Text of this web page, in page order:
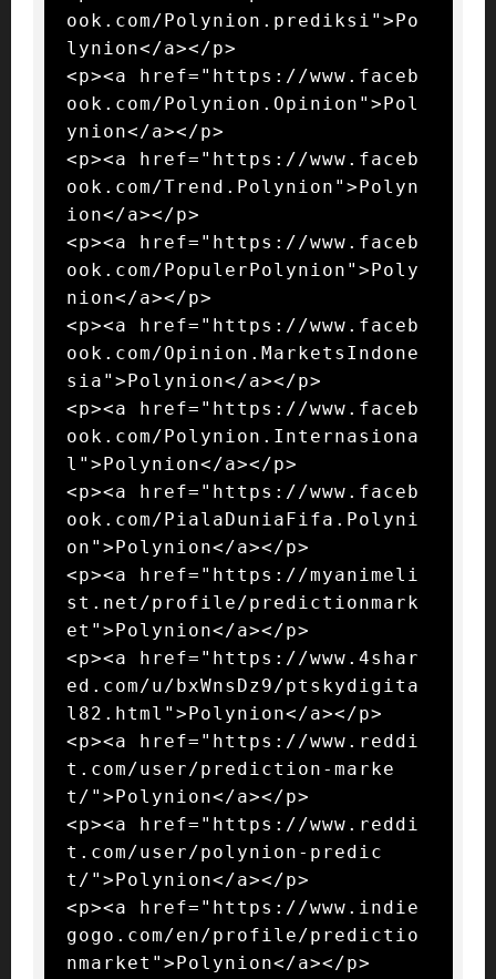
ook.com/Polynion.prediksi">Po
lynion</a></p>
<p><a href="https://www.faceb
ook.com/Polynion.Opinion">Pol
ynion</a></p>
<p><a href="https://www.faceb
ook.com/Trend.Polynion">Polyn
ion</a></p>
<p><a href="https://www.faceb
ook.com/PopulerPolynion">Poly
nion</a></p>
<p><a href="https://www.faceb
ook.com/Opinion.MarketsIndone
sia">Polynion</a></p>
<p><a href="https://www.faceb
ook.com/Polynion.Internasiona
l">Polynion</a></p>
<p><a href="https://www.faceb
ook.com/PialaDuniaFifa.Polyni
on">Polynion</a></p>
<p><a href="https://myanimeli
st.net/profile/predictionmark
et">Polynion</a></p>
<p><a href="https://www.4shar
ed.com/u/bxWnsDz9/ptskydigita
l82.html">Polynion</a></p>
<p><a href="https://www.reddi
t.com/user/prediction-marke
t/">Polynion</a></p>
<p><a href="https://www.reddi
t.com/user/polynion-predic
t/">Polynion</a></p>
<p><a href="https://www.indie
gogo.com/en/profile/predictio
nmarket">Polynion</a></p>